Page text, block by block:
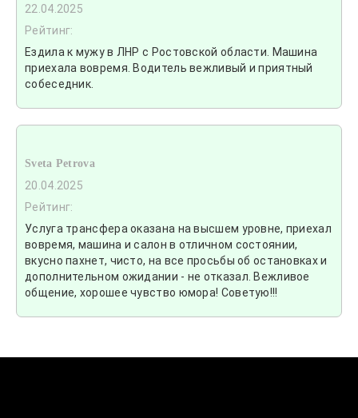
22.04.2025
Рейтинг:
Ездила к мужу в ЛНР с Ростовской области. Машина
приехала вовремя. Водитель вежливый и приятный
собеседник.
Sveta Petrova
20.04.2025
Рейтинг:
Услуга трансфера оказана на высшем уровне, приехал
вовремя, машина и салон в отличном состоянии,
вкусно пахнет, чисто, на все просьбы об остановках и
дополнительном ожидании - не отказал. Вежливое
общение, хорошее чувство юмора! Советую!!!